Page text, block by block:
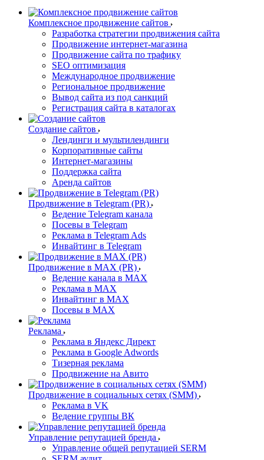
Комплексное продвижение сайтов
Разработка стратегии продвижения сайта
Продвижение интернет-магазина
Продвижение сайта по трафику
SEO оптимизация
Международное продвижение
Региональное продвижение
Вывод сайта из под санкций
Регистрация сайта в каталогах
Создание сайтов
Лендинги и мультилендинги
Корпоративные сайты
Интернет-магазины
Поддержка сайта
Аренда сайтов
Продвижение в Telegram (PR)
Ведение Telegram канала
Посевы в Telegram
Реклама в Telegram Ads
Инвайтинг в Telegram
Продвижение в MAX (PR)
Ведение канала в MAX
Реклама в MAX
Инвайтинг в MAX
Посевы в MAX
Реклама
Реклама в Яндекс Директ
Реклама в Google Adwords
Тизерная реклама
Продвижение на Авито
Продвижение в социальных сетях (SMM)
Реклама в VK
Ведение группы ВК
Управление репутацией бренда
Управление общей репутацией SERM